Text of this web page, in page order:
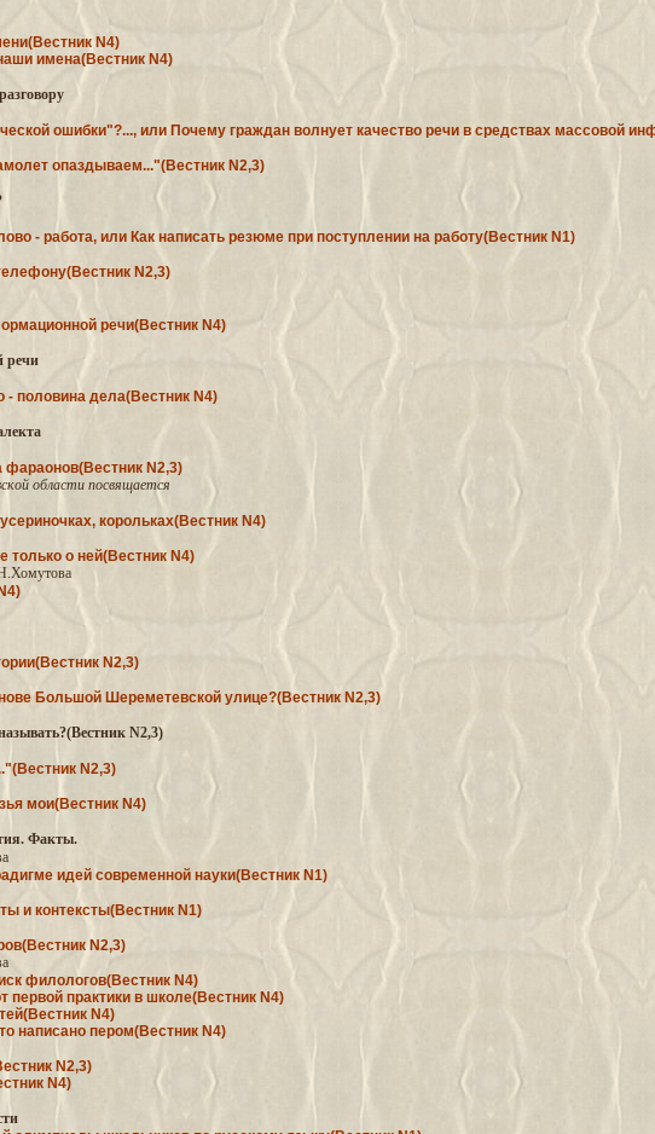
N4)
имена(Вестник N4)
ошибки"?..., или Почему граждан волнует качество речи в средствах массовой
опаздываем..."(Вестник N2,3)
- работа, или Как написать резюме при поступлении на работу(Вестник N1)
N2,3)
речи(Вестник N4)
речи
- половина дела(Вестник N4)
фараонов(Вестник N2,3)
области посвящается
корольках(Вестник N4)
только о ней(Вестник N4)
N2,3)
Большой Шереметевской улице?(Вестник N2,3)
N2,3)
N2,3)
мои(Вестник N4)
Факты.
идей современной науки(Вестник N1)
и контексты(Вестник N1)
N2,3)
филологов(Вестник N4)
первой практики в школе(Вестник N4)
N4)
написано пером(Вестник N4)
N2,3)
N4)